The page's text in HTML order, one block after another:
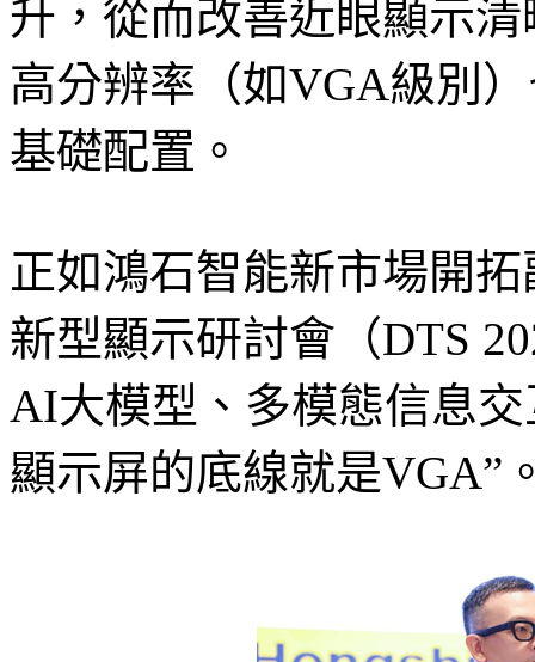
升，從而改善近眼顯示
高分辨率（如VGA級別
基礎配置。
正如鴻石智能新市場開
新型顯示研討會（DTS
AI大模型、多模態信息
顯示屏的底線就是VGA”